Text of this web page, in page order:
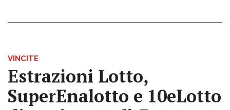
VINCITE
Estrazioni Lotto,
SuperEnalotto e 10eLotto